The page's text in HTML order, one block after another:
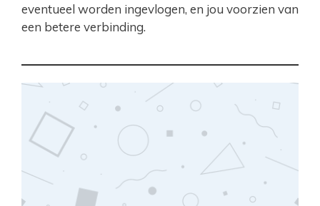
eventueel worden ingevlogen, en jou voorzien van
een betere verbinding.